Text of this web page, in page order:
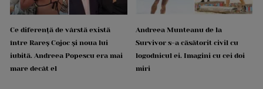
Ce diferență de vârstă există
între Rareș Cojoc și noua lui
iubită. Andreea Popescu era mai
mare decât el
Andreea Munteanu de la
Survivor s-a căsătorit civil cu
logodnicul ei. Imagini cu cei doi
miri